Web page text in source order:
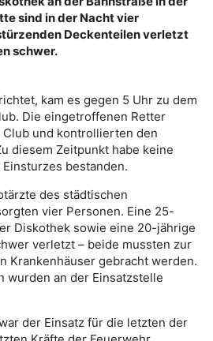
sind in der Nacht vier
Deckenteilen verletzt
schwer.
kam es gegen 5 Uhr zu dem
Die eingetroffenen Retter
und kontrollierten den
diesem Zeitpunkt habe keine
bestanden.
des städtischen
vier Personen. Eine 25-
Diskothek sowie eine 20-jährige
verletzt – beide mussten zur
Krankenhäuser gebracht werden.
wurden an der Einsatzstelle
der Einsatz für die letzten der